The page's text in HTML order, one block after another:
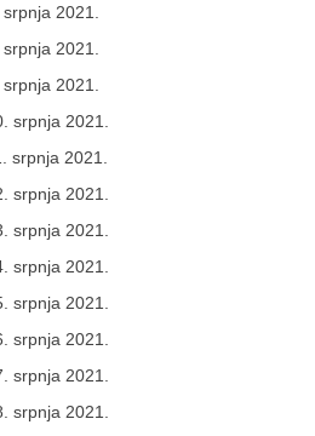
2021.
2021.
2021.
srpnja 2021.
srpnja 2021.
srpnja 2021.
srpnja 2021.
srpnja 2021.
srpnja 2021.
srpnja 2021.
srpnja 2021.
srpnja 2021.